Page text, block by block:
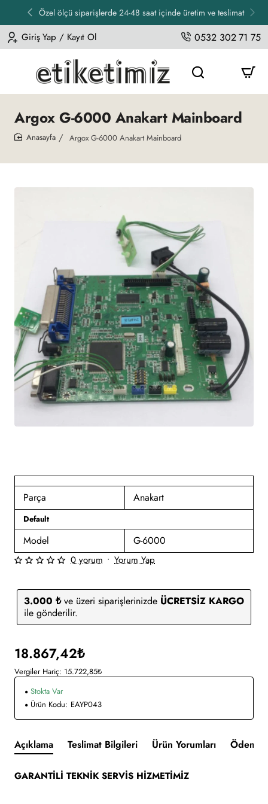
Özel ölçü siparişlerde 24-48 saat içinde üretim ve teslimat
Giriş Yap / Kayıt Ol 0532 302 71 75
Argox G-6000 Anakart Mainboard
Argox G-6000 Anakart Mainboard
Parça Anakart
Default
Model G-6000
3.000 ₺ve üzeri siparişlerinizde ÜCRETSİZ KARGO
ile gönderilir.
0 yorum • Yorum Yap
18.867,42₺
Vergiler Hariç: 15.722,85₺
Stokta Var
Ürün Kodu: EAYP043
Açıklama Teslimat Bilgileri Ürün Yorumları Ödeme
GARANTİLİ TEKNİK SERVİS HİZMETİMİZ